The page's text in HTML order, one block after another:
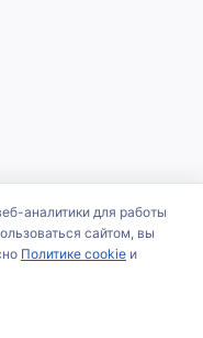
аналитики для работы
сайтом, вы
Политике cookie и